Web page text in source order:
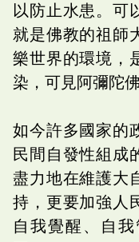
以防止水患。可
就是佛教的祖師
樂世界的環境，
染，可見阿彌陀
如今許多國家的
民間自發性組成
盡力地在維護大
持，更要加強人
自我覺醒、自